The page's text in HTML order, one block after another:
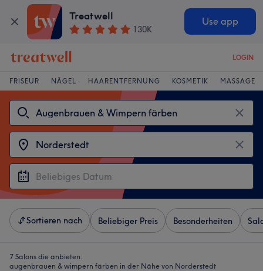
Treatwell
130K
Use app
LOGIN
FRISEUR NÄGEL HAARENTFERNUNG KOSMETIK MASSAGE
Sortieren nach Beliebiger Preis Besonderheiten
7 Salons die anbieten:
augenbrauen & wimpern färben in der Nähe von Norderstedt